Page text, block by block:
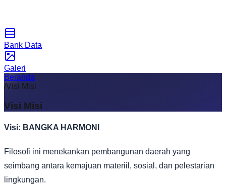
Bank Data
Galeri
Beranda
/Visi Misi
Visi Misi
Visi: BANGKA HARMONI
Filosofi ini menekankan pembangunan daerah yang
seimbang antara kemajuan materiil, sosial, dan pelestarian
lingkungan.